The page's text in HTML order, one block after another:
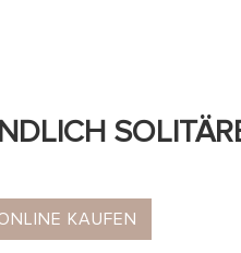
KAUFEN